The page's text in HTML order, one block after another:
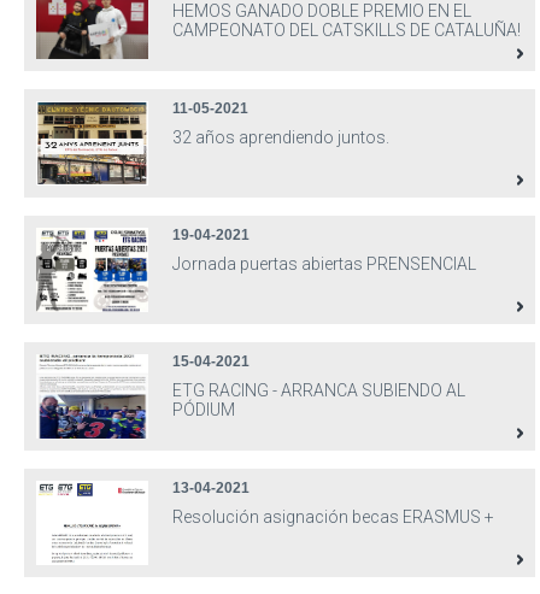
HEMOS GANADO DOBLE PREMIO EN EL
CAMPEONATO DEL CATSKILLS DE CATALUÑA!
11-05-2021
32 años aprendiendo juntos.
19-04-2021
Jornada puertas abiertas PRENSENCIAL
15-04-2021
ETG RACING - ARRANCA SUBIENDO AL
PÓDIUM
13-04-2021
Resolución asignación becas ERASMUS +